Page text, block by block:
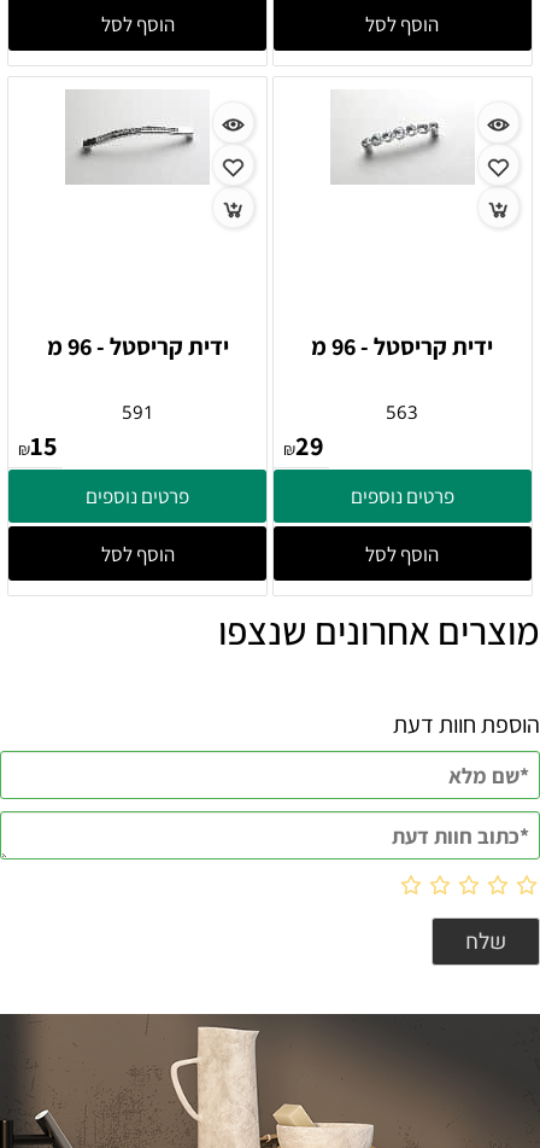
הוסף לסל הוסף לסל
ידית קריסטל - 96 מ
563
₪29
פרטים נוספים
הוסף לסל
ידית קריסטל - 96 מ
591
₪15
פרטים נוספים
הוסף לסל
מוצרים אחרונים שנצפו
הוספת חוות דעת